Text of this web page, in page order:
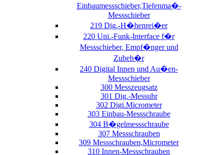
Einbaumessschieber,Tiefenma�-
Messschieber
219 Dig.-H�henrei�er
220 Uni.-Funk-Interface f�r
Messschieber, Empf�nger und
Zubeh�r
240 Digital Innen und Au�en-
Messschieber
300 Messzeugsatz
301 Dig.-Messuhr
302 Digi.Micrometer
303 Einbau-Messschraube
304 B�gelmessschraube
307 Messschrauben
309 Messschrauben,Micrometer
310 Innen-Messschrauben